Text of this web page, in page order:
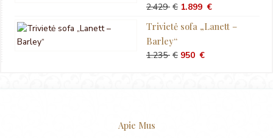
2.429 € Original
price
was:
1.899 €Current
is:
Trivietė sofa „Lanett –
Barley“
1.235 € Original
950 €Current
Apie Mus